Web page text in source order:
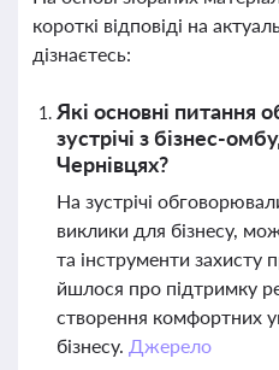
короткі відповіді на
дізнаєтесь:
Які основні питання
зустрічі з бізнес-
Чернівцях?
На зустрічі
виклики для бізнесу,
та інструменти захисту
йшлося про підтримку
створення комфортних
бізнесу. Джерело